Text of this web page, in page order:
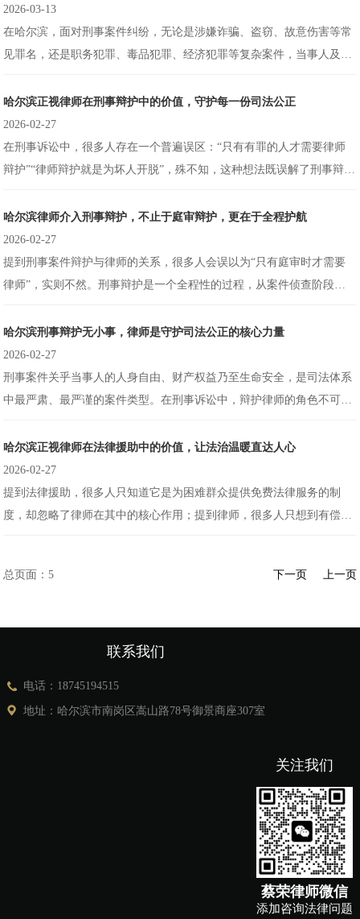
68%，企业法律顾问需求增速最快。但多数群众与企业在寻求法律咨询
时，常遭遇律师资质参差不齐、收费混乱、咨询不专业、售后无保障等
问题，专业哈尔滨法律咨询机构凭借正规资质、资深律师团队、透明服
等9个行政区，一站式解决各类法律难题。
2026-03-13
在哈尔滨，面对刑事案件纠纷，无论是涉嫌诈骗、盗窃、故意伤害等常
见罪名，还是职务犯罪、毒品犯罪、经济犯罪等复杂案件，当事人及家
辩护不到位影响案件结果，盲目找律师又怕遇到“泛领域律师”，专业度
不足、缺乏刑事辩护实战经验，错失最佳辩护时机。其实，选择专业哈
尔滨刑辩律师，就能破解这些困境，凭借扎实的法律功底、丰富的实战
经验、精准的辩护策略，全程护航，最大限度维护当事人的合法权益，
哈尔滨正视律师在刑事辩护中的价值，守护每一份司法公正
2026-02-27
在刑事诉讼中，很多人存在一个普遍误区：“只有有罪的人才需要律师
辩护”“律师辩护就是为坏人开脱”，殊不知，这种想法既误解了刑事辩护
保障当事人的合法权益、维护司法公正，而律师，正是这份价值的践行
者和守护者。正视律师在刑事辩护中的价值，明确二者的紧密关系，才
能让刑事诉讼真正实现“罚当其罪、公正无私”，守护每一个人的合法权
益。
哈尔滨律师介入刑事辩护，不止于庭审辩护，更在于全程护航
2026-02-27
提到刑事案件辩护与律师的关系，很多人会误以为“只有庭审时才需要
律师”，实则不然。刑事辩护是一个全程性的过程，从案件侦查阶段到
作用，远不止于法庭上的唇枪舌剑，更在于全程为当事人提供法律指
导、权益维护，化解法律风险，是当事人在刑事诉讼中最可靠的后盾，
二者紧密结合，才能让刑事辩护真正发挥作用。
哈尔滨刑事辩护无小事，律师是守护司法公正的核心力量
2026-02-27
刑事案件关乎当事人的人身自由、财产权益乃至生命安全，是司法体系
中最严肃、最严谨的案件类型。在刑事诉讼中，辩护律师的角色不可或
案件辩护与律师，是共生共荣、密不可分的关系——没有律师的专业辩
护，当事人的合法权益难以得到充分保障；脱离刑事辩护，律师的职业
价值也无法在司法领域充分彰显，二者携手，共同筑牢司法公正的防
线。
哈尔滨正视律师在法律援助中的价值，让法治温暖直达人心
2026-02-27
提到法律援助，很多人只知道它是为困难群众提供免费法律服务的制
度，却忽略了律师在其中的核心作用；提到律师，很多人只想到有偿的
键，正视律师在法律援助中的价值，明确二者的紧密关系，才能让法律
享有法律保护的权利。
总页面：5 上一页
下一页
联系我们
电话：18745194515
地址：哈尔滨市南岗区嵩山路78号御景商座307室
关注我们
蔡荣律师微信
添加咨询法律问题